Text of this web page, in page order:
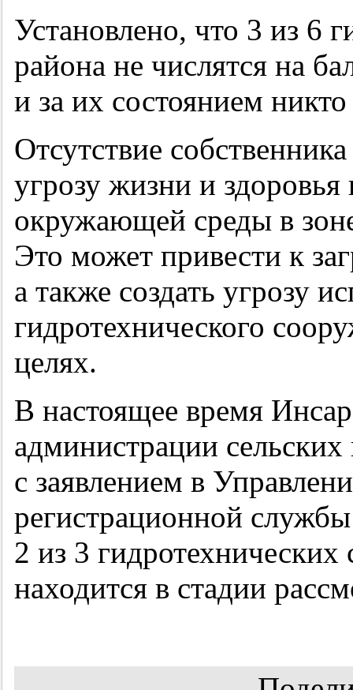
Установлено, что 3 из 6
района не числятся на
и за их состоянием никто
Отсутствие
угрозу жизни и
окружающей среды в
Это может привести к
а также создать угрозу
гидротехнического
целях.
В настоящее время
администрации сельских
с заявлением в
регистрационной
2 из 3 гидротехнических
находится в стадии